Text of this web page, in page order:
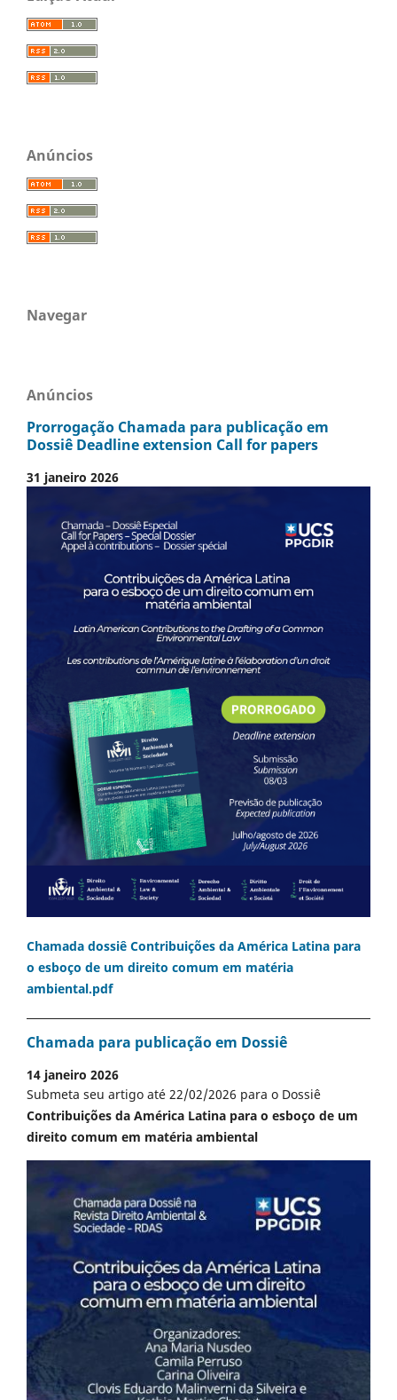
Anúncios
Navegar
Anúncios
Prorrogação Chamada para publicação em
Dossiê Deadline extension Call for papers
31 janeiro 2026
Chamada dossiê Contribuições da América Latina para
o esboço de um direito comum em matéria
ambiental.pdf
Chamada para publicação em Dossiê
14 janeiro 2026
Submeta seu artigo até 22/02/2026 para o Dossiê
Contribuições da América Latina para o esboço de um
direito comum em matéria ambiental